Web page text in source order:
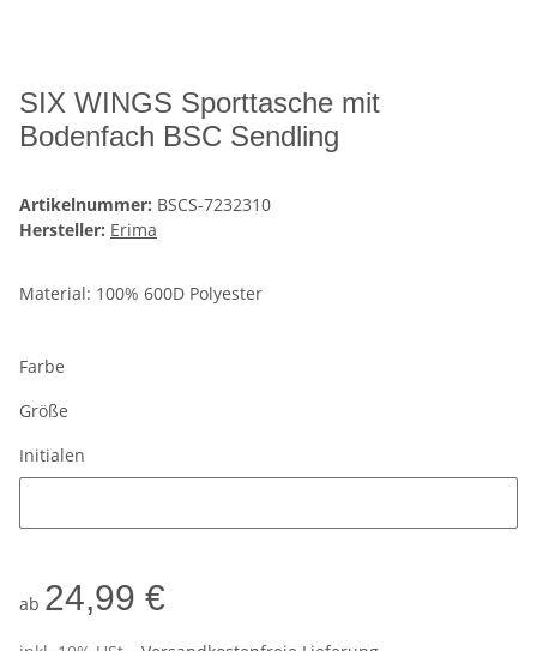
SIX WINGS Sporttasche mit
Bodenfach BSC Sendling
Artikelnummer: BSCS-7232310
Hersteller: Erima
Material: 100% 600D Polyester
Farbe
Größe
Initialen
ab 24,99 €